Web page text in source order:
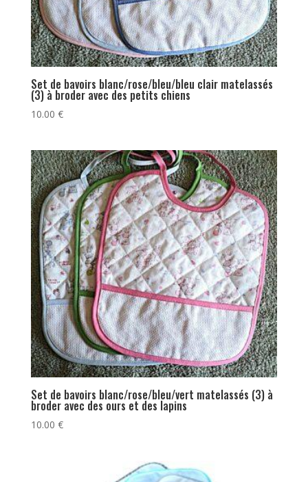
Set de bavoirs blanc/rose/bleu/bleu clair matelassés
(3) à broder avec des petits chiens
10.00 €
Set de bavoirs blanc/rose/bleu/vert matelassés (3) à
broder avec des ours et des lapins
10.00 €